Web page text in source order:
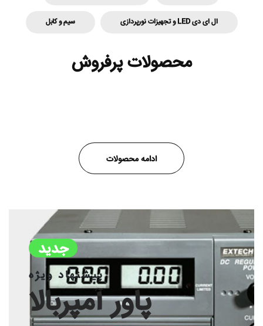
ال ای دی LED و تجهیزات نورپردازی سیم و کابل
محصولات پرفروش
ادامه محصولات
جدید
پیشنهاد ویژه
پاور آمپربالا